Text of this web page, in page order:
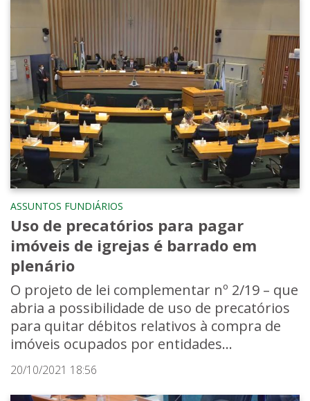
ASSUNTOS FUNDIÁRIOS
Uso de precatórios para pagar
imóveis de igrejas é barrado em
plenário
O projeto de lei complementar nº 2/19 – que
abria a possibilidade de uso de precatórios
para quitar débitos relativos à compra de
imóveis ocupados por entidades...
20/10/2021 18:56